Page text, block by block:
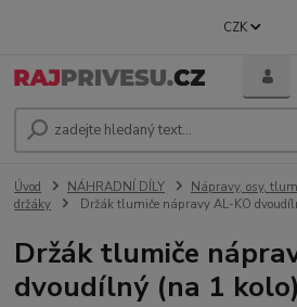
CZK
Úvod NÁHRADNÍ DÍLY Nápravy, osy,
držáky
Držák tlumiče nápravy AL-KO
Držák tlumiče
dvoudílný (na 1 kolo)